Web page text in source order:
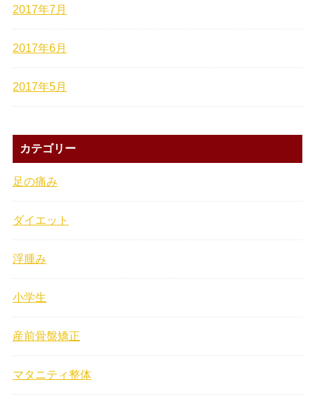
2017年7月
2017年6月
2017年5月
カテゴリー
足の痛み
ダイエット
浮腫み
小学生
産前骨盤矯正
マタニティ整体